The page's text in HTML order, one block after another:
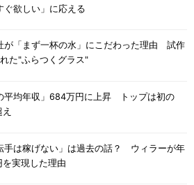
欲しい」に応える
が「まず一杯の水」にこだわった理由 試作
た"ふらつくグラス"
平均年収」684万円に上昇 トップは初の
手は稼げない」は過去の話？ ウィラーが年
実現した理由